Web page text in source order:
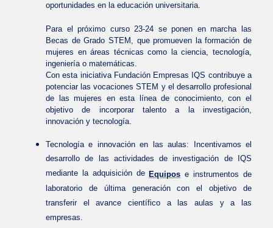
oportunidades en la educación universitaria.
Para el próximo curso 23-24 se ponen en marcha las
Becas de Grado STEM, que promueven la formación de
mujeres en áreas técnicas como la ciencia, tecnología,
ingeniería o matemáticas.
Con esta iniciativa Fundación Empresas IQS contribuye a
potenciar las vocaciones STEM y el desarrollo profesional
de las mujeres en esta línea de conocimiento, con el
objetivo de incorporar talento a la investigación,
innovación y tecnología.
Tecnología e innovación en las aulas: Incentivamos el
desarrollo de las actividades de investigación de IQS
mediante la adquisición deEquipos e instrumentos de
laboratorio de última generación con el objetivo de
transferir el avance científico a las aulas y a las
empresas.